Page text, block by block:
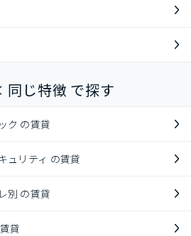
じ特徴 で探す
ク の賃貸
ュリティ の賃貸
別 の賃貸
貸